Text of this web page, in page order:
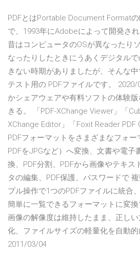
PDFとはPortable Document Format
で、1993年にAdobeによって開発され
昔はコンピュータのOSが異なったり
なったりしたときにうあくデジタル
きない時期がありましたが、そんな
テスト用の PDFファイルです。
かシェアウェアや有料ソフトの体験
きる。 「PDF-XChange Viewer」「
XChange Editor」「Foxit Reader PDF
PDFフォーマットをさまざまなフォー
PDFをJPGなど）へ変換、文書や電子
換、PDF分割、PDFから画像やテキス
タの編集、PDF保護、パスワードで
プル操作で1つのPDFファイルに統合
簡単に一覧できるフォーマットに変
画像の解像度は維持したまま、正し
化、ファイルサイズの軽量化を自動的
2011/03/04